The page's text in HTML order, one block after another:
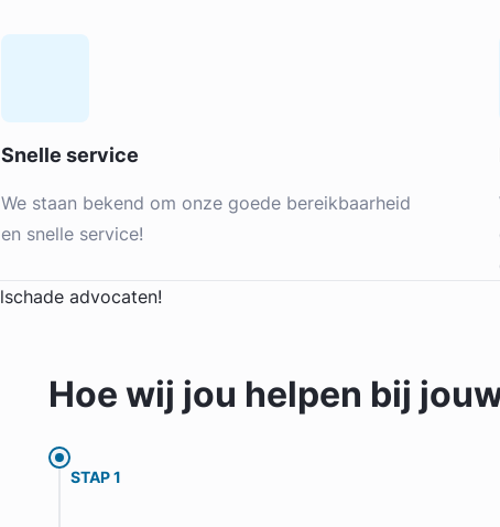
Snelle service
We staan bekend om onze goede bereikbaarheid
en snelle service!
Hoe wij jou helpen bij
STAP 1